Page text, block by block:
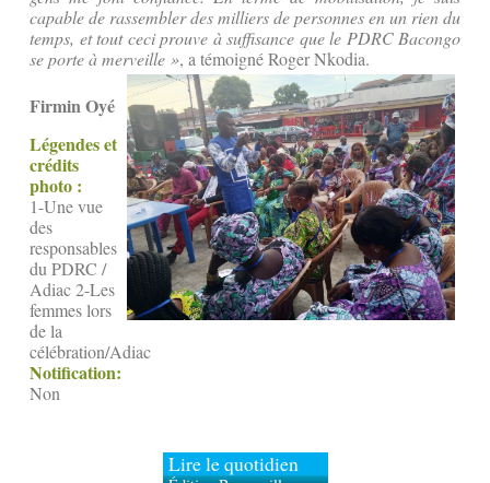
capable de rassembler des milliers de personnes en un rien du
temps, et tout ceci prouve à suffisance que le PDRC Bacongo
se porte à merveille », a témoigné Roger Nkodia.
Firmin Oyé
Légendes et
crédits
photo :
1-Une vue
des
responsables
du PDRC /
Adiac 2-Les
femmes lors
de la
célébration/Adiac
Notification:
Non
Lire le quotidien